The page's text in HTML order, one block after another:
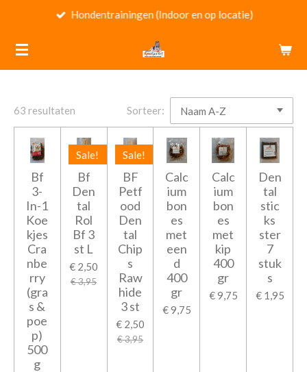
naar
de
Hondentrainingen (Indoor en op locatie)
63 resultaten Sorteer:
Bf
3-
In-1
Koe
kjes
Cra
nbe
rry
(gra
s &
poe
p)
500
g
Sale!
Bf
Den
tal
Rol
Bf 3
st L
€ 2,50
€ 3,95
Sale!
BF
Petf
ood
Den
tal
Chip
s
Raw
hide
3 st
€ 2,50
€ 3,95
Calc
ium
bon
es
met
een
d
400
gr
€ 9,75
Calc
ium
bon
es
met
kip
400
gr
€ 9,75
Den
tal
stic
ks
ster
7
stuk
s
€ 1,95